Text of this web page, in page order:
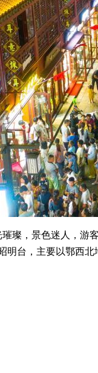
，景色迷人，游
明台，主要以鄂西